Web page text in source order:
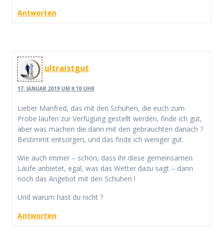
Antworten
ultraistgut
17. JANUAR 2019 UM 9:10 UHR
Lieber Manfred, das mit den Schuhen, die euch zum
Probe laufen zur Verfügung gestellt werden, finde ich gut,
aber was machen die dann mit den gebrauchten danach ?
Bestimmt entsorgen, und das finde ich weniger gut.
Wie auch immer – schön, dass ihr diese gemeinsamen
Läufe anbietet, egal, was das Wetter dazu sagt – dann
noch das Angebot mit den Schuhen !
Und warum hast du nicht ?
Antworten